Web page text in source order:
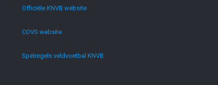
Officiële KNVB website
COVS website
Spelregels veldvoetbal KNVB